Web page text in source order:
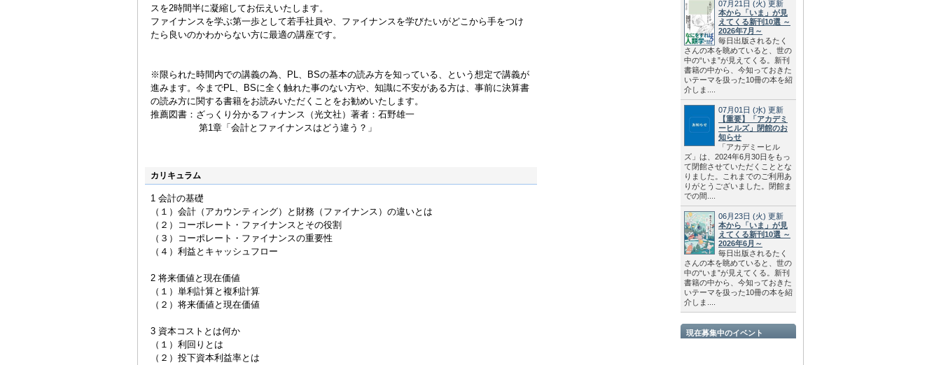
スを2時間半に凝縮してお伝えいたします。
ファイナンスを学ぶ第一歩として若手社員や、ファイナンスを学びたいがどこから手をつけ
たら良いのかわからない方に最適の講座です。
※限られた時間内での講義の為、PL、BSの基本の読み方を知っている、という想定で講義が
進みます。今までPL、BSに全く触れた事のない方や、知識に不安がある方は、事前に決算書
の読み方に関する書籍をお読みいただくことをお勧めいたします。
推薦図書：ざっくり分かるフィナンス（光文社）著者：石野雄一
第1章「会計とファイナンスはどう違う？」
カリキュラム
1 会計の基礎
（１）会計（アカウンティング）と財務（ファイナンス）の違いとは
（２）コーポレート・ファイナンスとその役割
（３）コーポレート・ファイナンスの重要性
（４）利益とキャッシュフロー
2 将来価値と現在価値
（１）単利計算と複利計算
（２）将来価値と現在価値
3 資本コストとは何か
（１）利回りとは
（２）投下資本利益率とは
07月21日 (火) 更新
本から「いま」が見
えてくる新刊10選 ～
2026年7月～
毎日出版されるたく
さんの本を眺めていると、世の
中の“いま”が見えてくる。新刊
書籍の中から、今知っておきた
いテーマを扱った10冊の本を紹
介しま....
07月01日 (水) 更新
【重要】「アカデミ
ーヒルズ」閉館のお
知らせ
「アカデミーヒル
ズ」は、2024年6月30日をもっ
て閉館させていただくこととな
りました。これまでのご利用あ
りがとうございました。閉館ま
での間....
06月23日 (火) 更新
本から「いま」が見
えてくる新刊10選 ～
2026年6月～
毎日出版されるたく
さんの本を眺めていると、世の
中の“いま”が見えてくる。新刊
書籍の中から、今知っておきた
いテーマを扱った10冊の本を紹
介しま....
現在募集中のイベント